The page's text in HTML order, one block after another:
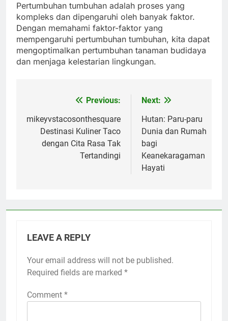
Pertumbuhan tumbuhan adalah proses yang
kompleks dan dipengaruhi oleh banyak faktor.
Dengan memahami faktor-faktor yang
mempengaruhi pertumbuhan tumbuhan, kita dapat
mengoptimalkan pertumbuhan tanaman budidaya
dan menjaga kelestarian lingkungan.
navigation
Previous:
mikeyvstacosonthesquare
Destinasi Kuliner Taco
dengan Cita Rasa Tak
Tertandingi
Next:
Hutan: Paru-paru
Dunia dan Rumah
bagi
Keanekaragaman
Hayati
LEAVE A REPLY
Your email address will not be published.
Required fields are marked *
Comment *